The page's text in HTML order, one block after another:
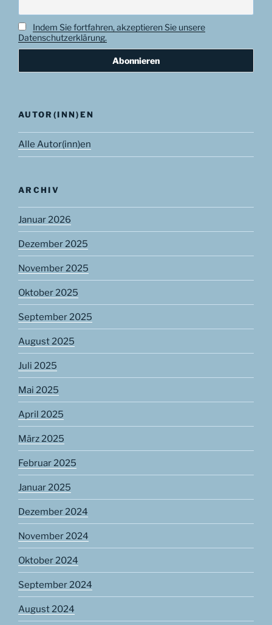
Indem Sie fortfahren, akzeptieren Sie unsere
Datenschutzerklärung.
AUTOR(INN)EN
Alle Autor(inn)en
ARCHIV
Januar 2026
Dezember 2025
November 2025
Oktober 2025
September 2025
August 2025
Juli 2025
Mai 2025
April 2025
März 2025
Februar 2025
Januar 2025
Dezember 2024
November 2024
Oktober 2024
September 2024
August 2024